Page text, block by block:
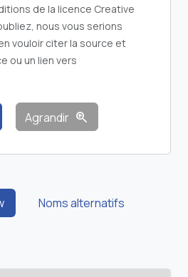
de la licence Creative
nous vous serions
vouloir citer la source et
ou un lien vers
Agrandir zoom_in
Noms alternatifs